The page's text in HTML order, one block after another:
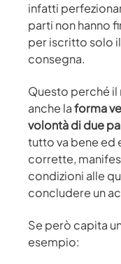
infatti
parti non hanno
per iscritto solo
consegna.
Questo perché
anche laforma
volontà di due
tutto va bene ed
corrette,
condizioni alle
concludere un
Se però capita
esempio: